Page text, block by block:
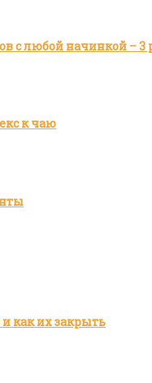
с любой начинкой – 3
к чаю
как их закрыть